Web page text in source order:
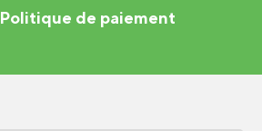
Politique de paiement